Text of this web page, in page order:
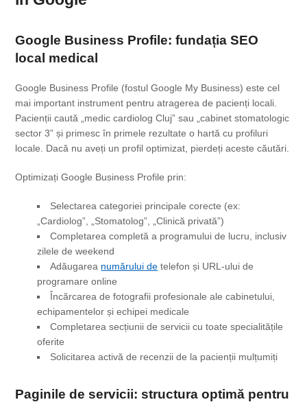
Google Business Profile: fundațiaSEO
local medical
Google Business Profile (fostul Google My Business) este cel
mai important instrument pentru atragerea de pacienți locali.
Pacienții caută „medic cardiolog Cluj” sau „cabinet stomatologic
sector 3” și primesc în primele rezultate o hartă cu profiluri
locale. Dacă nu aveți un profil optimizat, pierdeți aceste căutări.
Optimizați Google Business Profile prin:
Selectarea categoriei principale corecte (ex:
„Cardiolog”, „Stomatolog”, „Clinică privată”)
Completarea completă a programului de lucru, inclusiv
zilele de weekend
Adăugarea numărului de telefon și URL-ului de
programare online
Încărcarea de fotografii profesionale ale cabinetului,
echipamentelor și echipei medicale
Completarea secțiunii de servicii cu toate specialitățile
oferite
Solicitarea activă de recenzii de la pacienții mulțumiți
Paginile de servicii: structura optimă pentru